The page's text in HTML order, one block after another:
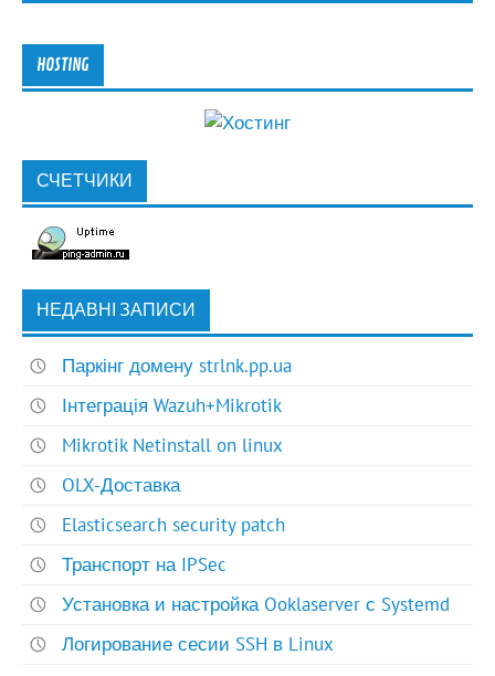
HOSTING
СЧЕТЧИКИ
НЕДАВНІ ЗАПИСИ
Паркінг домену strlnk.pp.ua
Інтеграція Wazuh+Mikrotik
Mikrotik Netinstall on linux
OLX-Доставка
Elasticsearch security patch
Транспорт на IPSec
Установка и настройка Ooklaserver с Systemd
Логирование сесии SSH в Linux